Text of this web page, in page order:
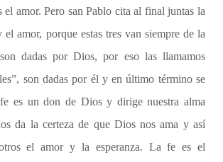
el amor. Pero san Pablo cita al final juntas la
el amor, porque estas tres van siempre de la
dadas por Dios, por eso las llamamos
son dadas por él y en último término se
es un don de Dios y dirige nuestra alma
da la certeza de que Dios nos ama y así
el amor y la esperanza. La fe es el